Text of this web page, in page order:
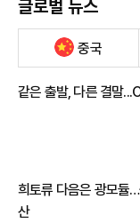
글로벌 뉴스
중국
같은 출발, 다른 결말
희토류 다음은 광모듈
산